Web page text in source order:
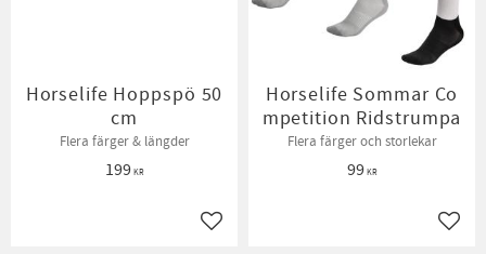
Horselife Hoppspö 50
cm
Flera färger & längder
199KR
Lägg till i favoriter
Horselife Sommar Co
mpetition Ridstrumpa
Flera färger och storlekar
99KR